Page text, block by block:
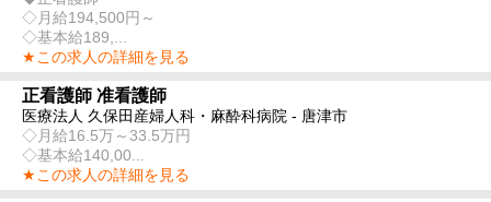
◇月給194,500円～
◇基本給189,...
★この求人の詳細を見る
正看護師 准看護師
医療法人 久保田産婦人科・麻酔科病院 - 唐津市
◇月給16.5万～33.5万円
◇基本給140,00...
★この求人の詳細を見る